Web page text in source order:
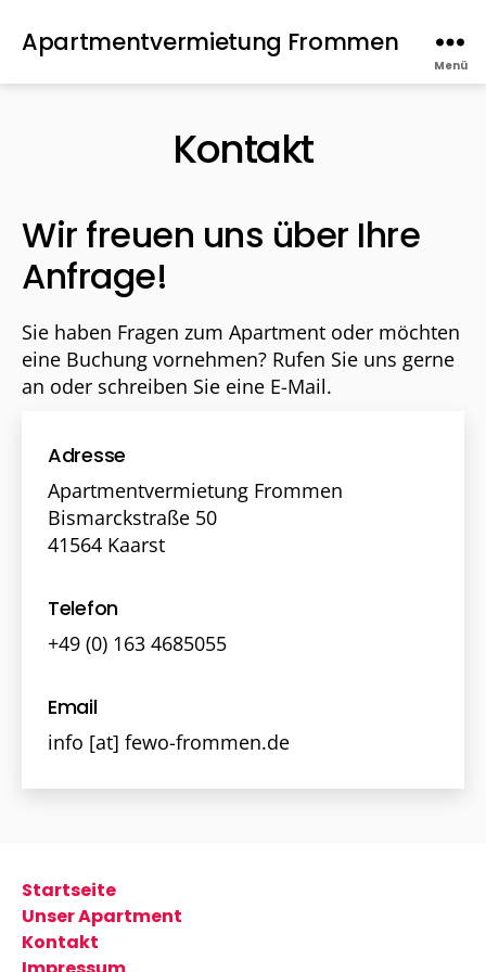
Apartmentvermietung Frommen
Menü
Kontakt
Wir freuen uns über Ihre
Anfrage!
Sie haben Fragen zum Apartment oder möchten
eine Buchung vornehmen? Rufen Sie uns gerne
an oder schreiben Sie eine E-Mail.
Adresse
Apartmentvermietung Frommen
Bismarckstraße 50
41564 Kaarst
Telefon
+49 (0) 163 4685055
Email
info [at] fewo-frommen.de
Startseite
Unser Apartment
Kontakt